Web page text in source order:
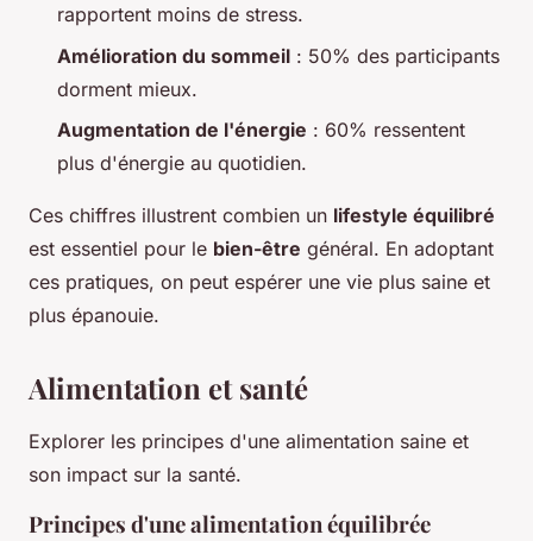
rapportent moins de stress.
Amélioration du sommeil : 50% des participants
dorment mieux.
Augmentation de l'énergie : 60% ressentent
plus d'énergie au quotidien.
Ces chiffres illustrent combien un lifestyle équilibré
est essentiel pour le bien-être général. En adoptant
ces pratiques, on peut espérer une vie plus saine et
plus épanouie.
Alimentation et santé
Explorer les principes d'une alimentation saine et
son impact sur la santé.
Principes d'une alimentation équilibrée